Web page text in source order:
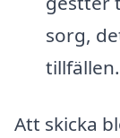
sorg,
tillfällen.
Att skicka